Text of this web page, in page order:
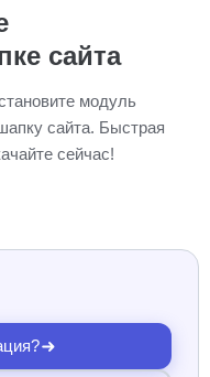
сайта
модуль
сайта. Быстрая
сейчас!